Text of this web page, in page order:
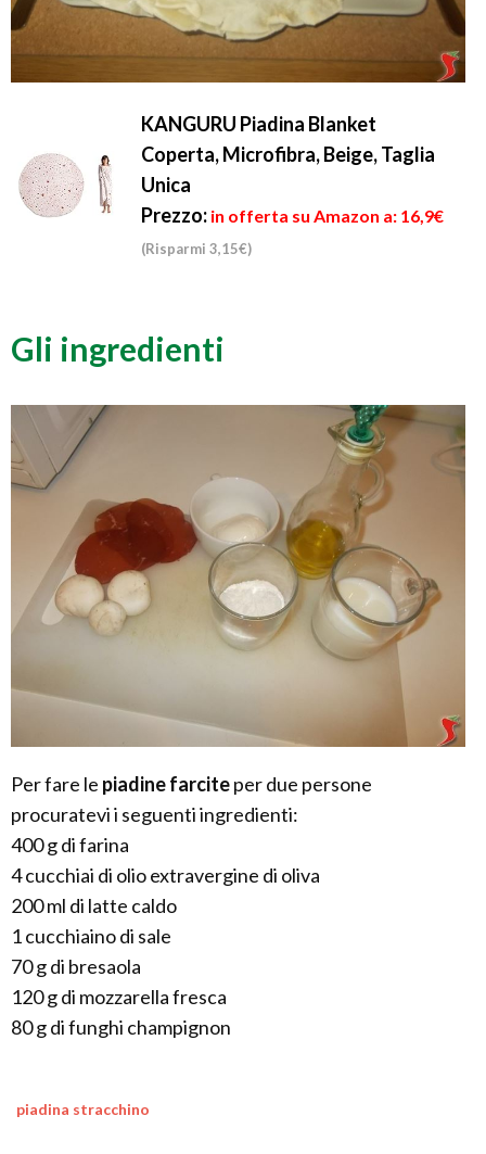
KANGURU Piadina Blanket
Coperta, Microfibra, Beige, Taglia
Unica
Prezzo: in offerta su Amazon a: 16,9€
(Risparmi 3,15€)
Gli ingredienti
Per fare le piadine farciteper due persone
procuratevi i seguenti ingredienti:
400 g di farina
4 cucchiai di olio extravergine di oliva
200 ml di latte caldo
1 cucchiaino di sale
70 g di bresaola
120 g di mozzarella fresca
80 g di funghi champignon
piadina stracchino